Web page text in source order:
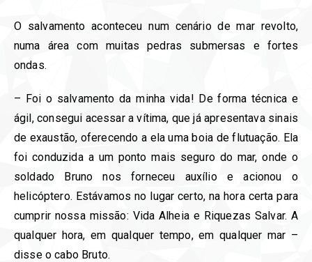
O salvamento aconteceu num cenário de mar revolto,
numa área com muitas pedras submersas e fortes
ondas.
– Foi o salvamento da minha vida! De forma técnica e
ágil, consegui acessar a vítima, que já apresentava sinais
de exaustão, oferecendo a ela uma boia de flutuação. Ela
foi conduzida a um ponto mais seguro do mar, onde o
soldado Bruno nos forneceu auxílio e acionou o
helicóptero. Estávamos no lugar certo, na hora certa para
cumprir nossa missão: Vida Alheia e Riquezas Salvar. A
qualquer hora, em qualquer tempo, em qualquer mar –
disse o cabo Bruto.